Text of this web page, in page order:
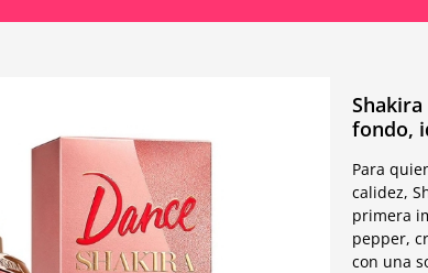
fondo,
Para
calidez,
primera
pepper,
con una